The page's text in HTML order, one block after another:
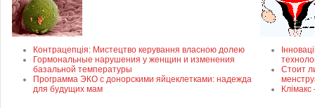
Контрацепція: Мистецтво керування власною долею
Гормональные нарушения у женщин и изменения
базальной температуры
Программа ЭКО с донорскими яйцеклетками: надежда
для будущих мам
Стоит